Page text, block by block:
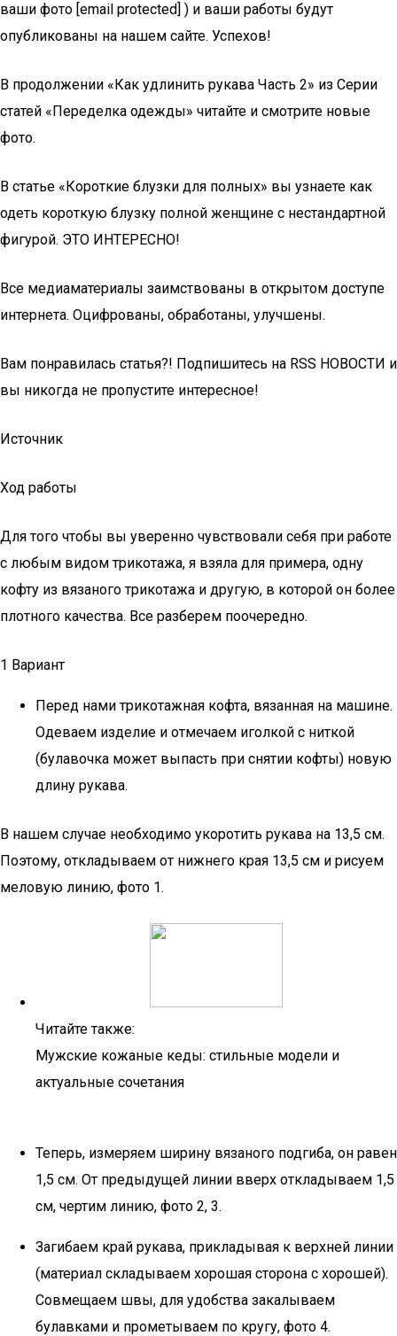
ваши фото [email protected] ) и ваши работы будут
опубликованы на нашем сайте. Успехов!
В продолжении «Как удлинить рукава Часть 2» из Серии
статей «Переделка одежды» читайте и смотрите новые
фото.
В статье «Короткие блузки для полных» вы узнаете как
одеть короткую блузку полной женщине с нестандартной
фигурой. ЭТО ИНТЕРЕСНО!
Все медиаматериалы заимствованы в открытом доступе
интернета. Оцифрованы, обработаны, улучшены.
Вам понравилась статья?! Подпишитесь на RSS НОВОСТИ и
вы никогда не пропустите интересное!
Источник
Ход работы
Для того чтобы вы уверенно чувствовали себя при работе
с любым видом трикотажа, я взяла для примера, одну
кофту из вязаного трикотажа и другую, в которой он более
плотного качества. Все разберем поочередно.
1 Вариант
Перед нами трикотажная кофта, вязанная на машине.
Одеваем изделие и отмечаем иголкой с ниткой
(булавочка может выпасть при снятии кофты) новую
длину рукава.
В нашем случае необходимо укоротить рукава на 13,5 см.
Поэтому, откладываем от нижнего края 13,5 см и рисуем
меловую линию, фото 1.
Читайте также:
Мужские кожаные кеды: стильные модели и
актуальные сочетания
Теперь, измеряем ширину вязаного подгиба, он равен
1,5 см. От предыдущей линии вверх откладываем 1,5
см, чертим линию, фото 2, 3.
Загибаем край рукава, прикладывая к верхней линии
(материал складываем хорошая сторона с хорошей).
Совмещаем швы, для удобства закалываем
булавками и прометываем по кругу, фото 4.